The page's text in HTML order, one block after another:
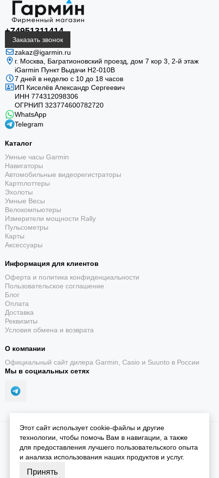
+74951311414
Заказать звонок
zakaz@igarmin.ru
г. Москва, Багратионовский проезд, дом 7 кор 3, 2-й этаж
iGarmin Пункт Выдачи Н2-010В
7 дней в неделю с 10 до 18 часов
ИП Киселёв Александр Сергеевич
ИНН 774312098306
ОГРНИП 323774600782720
WhatsApp
Telegram
Каталог
Умные часы Garmin
Навигаторы
Автомобильные видеорегистраторы
Картплоттеры
Эхолоты
Умные Весы
Велокомпьютеры
Измерители мощности Rally
Пульсометры
Карты
Аксессуары
Информация для клиентов
Оферта и политика конфиденциальности
Пользовательское соглашение
Блог
Оплата
Доставка
Реквизиты
Условия обмена и возврата
О компании
Официальный сайт дилера Garmin, Casio и Suunto в России
Мы в социальных сетях
2026 © iGarmin.Карта сайта
Этот сайт использует cookie-файлы и другие
технологии, чтобы помочь Вам в навигации, а также
для предоставления лучшего пользовательского опыта
и анализа использования наших продуктов и услуг.
Принять